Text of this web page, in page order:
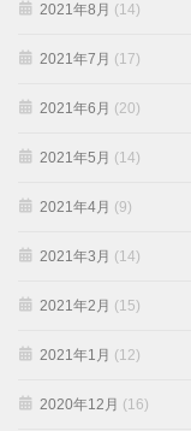
2021年8月 (14)
2021年7月 (17)
2021年6月 (20)
2021年5月 (14)
2021年4月 (9)
2021年3月 (14)
2021年2月 (15)
2021年1月 (12)
2020年12月 (16)